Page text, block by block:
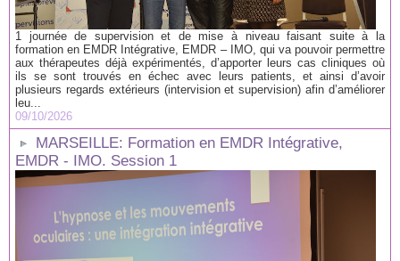
1 journée de supervision et de mise à niveau faisant suite à la
formation en EMDR Intégrative, EMDR – IMO, qui va pouvoir permettre
aux thérapeutes déjà expérimentés, d’apporter leurs cas cliniques où
ils se sont trouvés en échec avec leurs patients, et ainsi d’avoir
plusieurs regards extérieurs (intervision et supervision) afin d’améliorer
leu...
09/10/2026
MARSEILLE: Formation en EMDR Intégrative,
EMDR - IMO. Session 1